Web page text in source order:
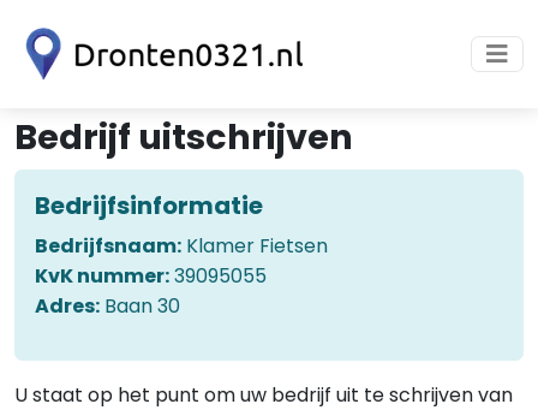
Bedrijf uitschrijven
Bedrijfsinformatie
Bedrijfsnaam: Klamer Fietsen
KvK nummer:39095055
Adres: Baan 30
U staat op het punt om uw bedrijf uit te schrijven van